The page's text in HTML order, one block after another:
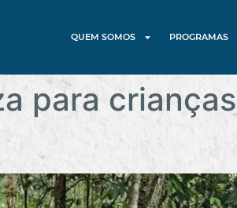
QUEM SOMOS PROGRAMAS
para crianças